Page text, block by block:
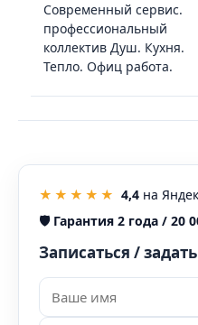
Современный сервис.
профессиональный
коллектив Душ. Кухня.
Тепло. Офиц работа.
★★★★★ 4,4 на
🛡️Гарантия 2 года / 20
Записаться /